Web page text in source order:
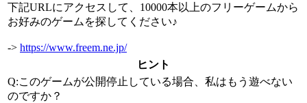
下記URLにアクセスして、10000本以上のフリーゲームから
お好みのゲームを探してください♪
-> https://www.freem.ne.jp/
ヒント
Q:このゲームが公開停止している場合、私はもう遊べない
のですか？